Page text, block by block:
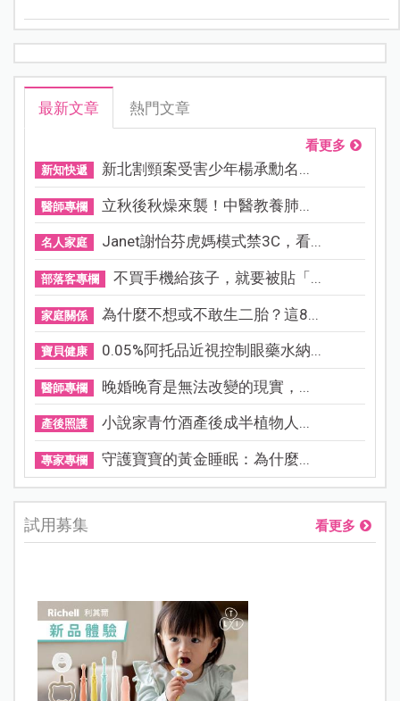
最新文章 熱門文章
看更多
新知快遞 新北割頸案受害少年楊承勳名...
醫師專欄 立秋後秋燥來襲！中醫教養肺...
名人家庭 Janet謝怡芬虎媽模式禁3C，看...
部落客專欄 不買手機給孩子，就要被貼「...
家庭關係 為什麼不想或不敢生二胎？這8...
寶貝健康 0.05%阿托品近視控制眼藥水納...
醫師專欄 晚婚晚育是無法改變的現實，...
產後照護 小說家青竹酒產後成半植物人...
專家專欄 守護寶寶的黃金睡眠：為什麼...
試用募集 看更多